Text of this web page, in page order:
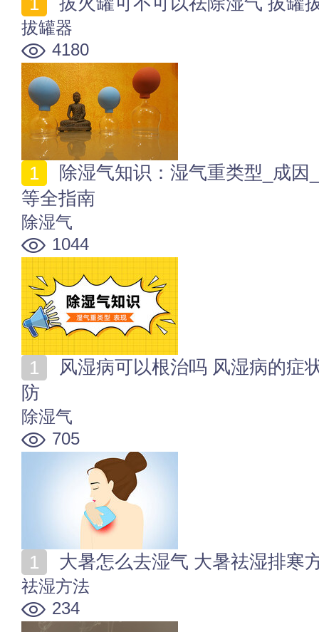
拔罐器
4180
等全指南
除湿气
1044
防
除湿气
705
大暑怎么去湿气 大暑祛湿排寒
祛湿方法
234